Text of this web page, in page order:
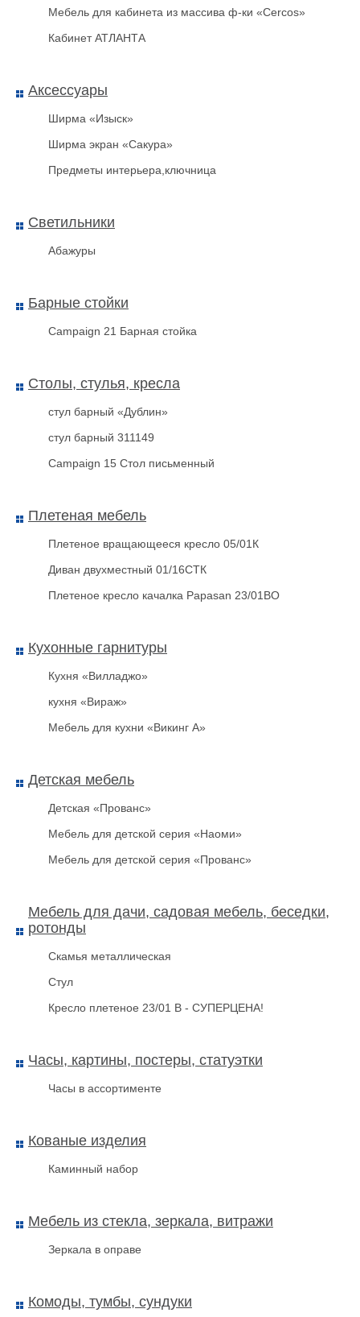
0,65мм нержавеющая сталь
Пломбировочная индикаторная
Браслет Тайвек
Мебель для кабинета из массива ф-ки «Cercos»
Кабинет АТЛАНТА
Аксессуары
Ширма «Изыск»
Ширма экран «Сакура»
Предметы интерьера,ключница
Светильники
Абажуры
Барные стойки
Campaign 21 Барная стойка
Столы, стулья, кресла
стул барный «Дублин»
стул барный 311149
Campaign 15 Стол письменный
Плетеная мебель
Плетеное вращающееся кресло 05/01К
Диван двухместный 01/16СТК
Плетеное кресло качалка Papasan 23/01BО
Кухонные гарнитуры
Кухня «Вилладжо»
кухня «Вираж»
Мебель для кухни «Викинг А»
Детская мебель
Детская «Прованс»
Мебель для детской серия «Наоми»
Мебель для детской серия «Прованс»
Мебель для дачи, садовая мебель, беседки,
ротонды
Скамья металлическая
Стул
Кресло плетеное 23/01 В - СУПЕРЦЕНА!
Часы, картины, постеры, статуэтки
Часы в ассортименте
Кованые изделия
Каминный набор
Мебель из стекла, зеркала, витражи
Зеркала в оправе
Комоды, тумбы, сундуки